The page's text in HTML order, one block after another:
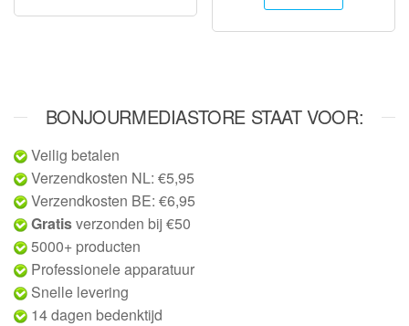
BONJOURMEDIASTORE STAAT VOOR:
Veilig betalen
Verzendkosten NL: €5,95
Verzendkosten BE: €6,95
Gratisverzonden bij €50
5000+ producten
Professionele apparatuur
Snelle levering
14 dagen bedenktijd